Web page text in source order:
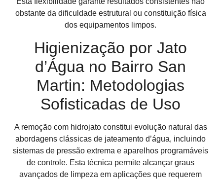
obstante da dificuldade estrutural ou constituição física
dos equipamentos limpos.
Higienização por Jato
d’Água no Bairro San
Martin: Metodologias
Sofisticadas de Uso
A remoção com hidrojato constitui evolução natural das
abordagens clássicas de jateamento d’água, incluindo
sistemas de pressão extrema e aparelhos programáveis
de controle. Esta técnica permite alcançar graus
avançados de limpeza em aplicações que requerem